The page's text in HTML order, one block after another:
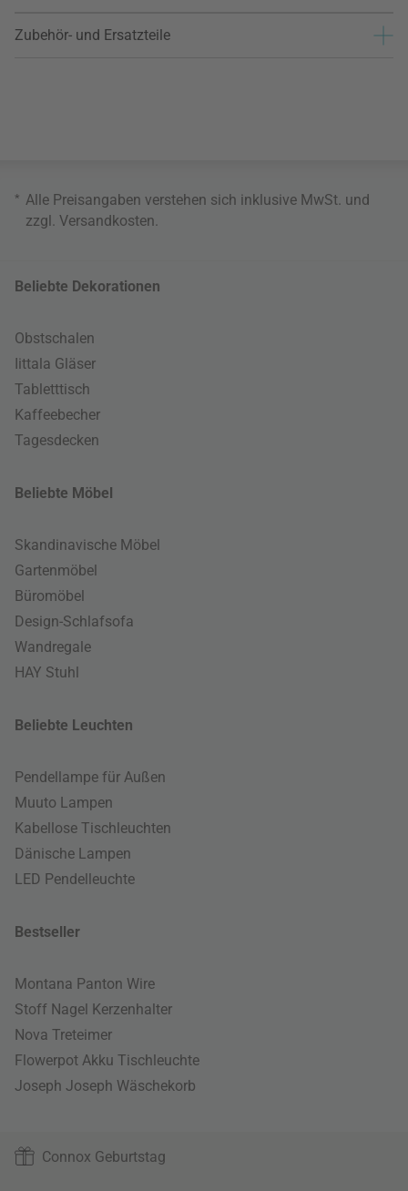
Zubehör- und Ersatzteile
* Alle Preisangaben verstehen sich inklusive MwSt. und
zzgl. Versandkosten
Beliebte Dekorationen
Obstschalen
Iittala Gläser
Tabletttisch
Kaffeebecher
Tagesdecken
Beliebte Möbel
Skandinavische Möbel
Gartenmöbel
Büromöbel
Design-Schlafsofa
Wandregale
HAY Stuhl
Beliebte Leuchten
Pendellampe für Außen
Muuto Lampen
Kabellose Tischleuchten
Dänische Lampen
LED Pendelleuchte
Bestseller
Montana Panton Wire
Stoff Nagel Kerzenhalter
Nova Treteimer
Flowerpot Akku Tischleuchte
Joseph Joseph Wäschekorb
Connox Geburtstag